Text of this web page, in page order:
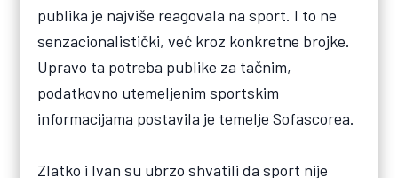
publika je najviše reagovala na sport. I to ne
senzacionalistički, već kroz konkretne brojke.
Upravo ta potreba publike za tačnim,
podatkovno utemeljenim sportskim
informacijama postavila je temelje Sofascorea.
Zlatko i Ivan su ubrzo shvatili da sport nije